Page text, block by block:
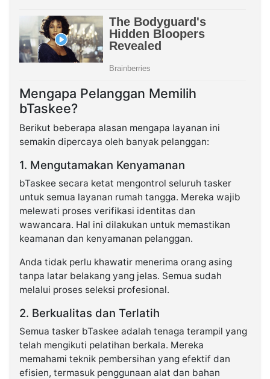
Mengapa Pelanggan Memilih
bTaskee?
Berikut beberapa alasan mengapa layanan ini
semakin dipercaya oleh banyak pelanggan:
1. Mengutamakan Kenyamanan
bTaskee secara ketat mengontrol seluruh tasker
untuk semua layanan rumah tangga. Mereka wajib
melewati proses verifikasi identitas dan
wawancara. Hal ini dilakukan untuk memastikan
keamanan dan kenyamanan pelanggan.
Anda tidak perlu khawatir menerima orang asing
tanpa latar belakang yang jelas. Semua sudah
melalui proses seleksi profesional.
2. Berkualitas dan Terlatih
Semua tasker bTaskee adalah tenaga terampil yang
telah mengikuti pelatihan berkala. Mereka
memahami teknik pembersihan yang efektif dan
efisien, termasuk penggunaan alat dan bahan